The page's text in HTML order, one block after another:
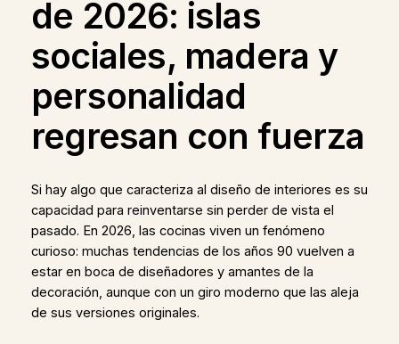
de 2026: islas
sociales, madera y
personalidad
regresan con fuerza
Si hay algo que caracteriza al diseño de interiores es su
capacidad para reinventarse sin perder de vista el
pasado. En 2026, las cocinas viven un fenómeno
curioso: muchas tendencias de los años 90 vuelven a
estar en boca de diseñadores y amantes de la
decoración, aunque con un giro moderno que las aleja
de sus versiones originales.